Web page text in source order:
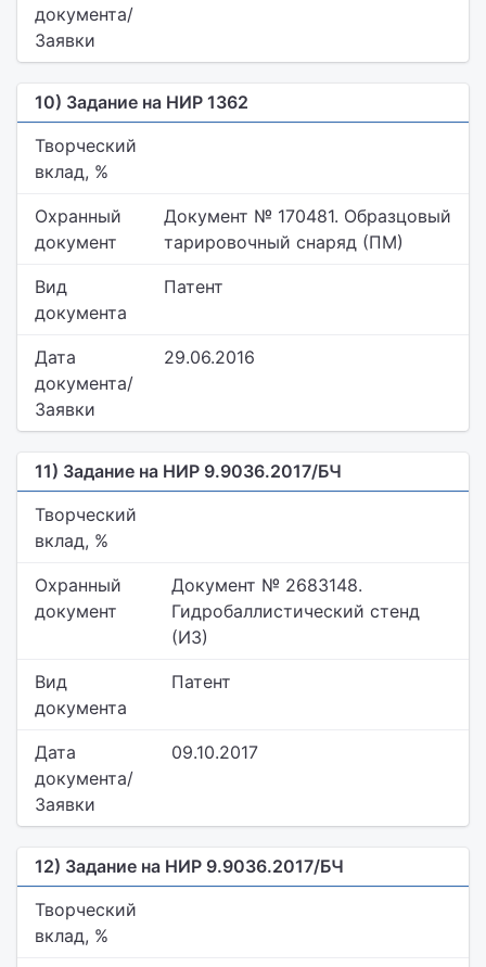
документа/
Заявки
10) Задание на НИР 1362
Творческий
вклад, %
Охранный
документ
Документ № 170481. Образцовый
тарировочный снаряд (ПМ)
Вид
документа
Патент
Дата
документа/
Заявки
29.06.2016
11) Задание на НИР 9.9036.2017/БЧ
Творческий
вклад, %
Охранный
документ
Документ № 2683148.
Гидробаллистический стенд
(ИЗ)
Вид
документа
Патент
Дата
документа/
Заявки
09.10.2017
12) Задание на НИР 9.9036.2017/БЧ
Творческий
вклад, %